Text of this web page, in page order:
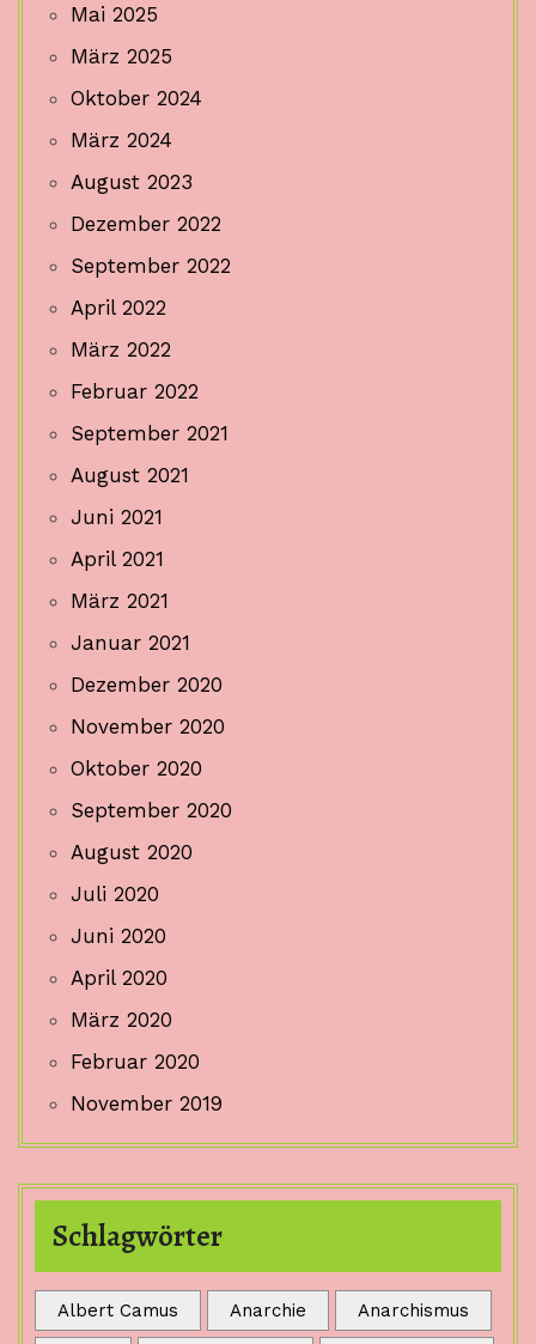
Mai 2025
März 2025
Oktober 2024
März 2024
August 2023
Dezember 2022
September 2022
April 2022
März 2022
Februar 2022
September 2021
August 2021
Juni 2021
April 2021
März 2021
Januar 2021
Dezember 2020
November 2020
Oktober 2020
September 2020
August 2020
Juli 2020
Juni 2020
April 2020
März 2020
Februar 2020
November 2019
Schlagwörter
Albert Camus Anarchie Anarchismus